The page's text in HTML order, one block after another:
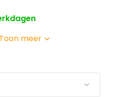
Toon meer